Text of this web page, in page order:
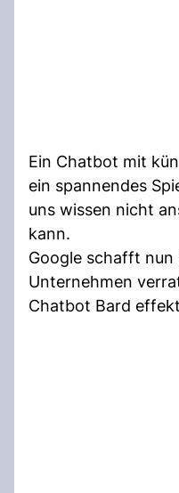
Ein Chatbot mit
ein spannendes
uns wissen nicht
kann.
Google schafft nun
Unternehmen
Chatbot Bard